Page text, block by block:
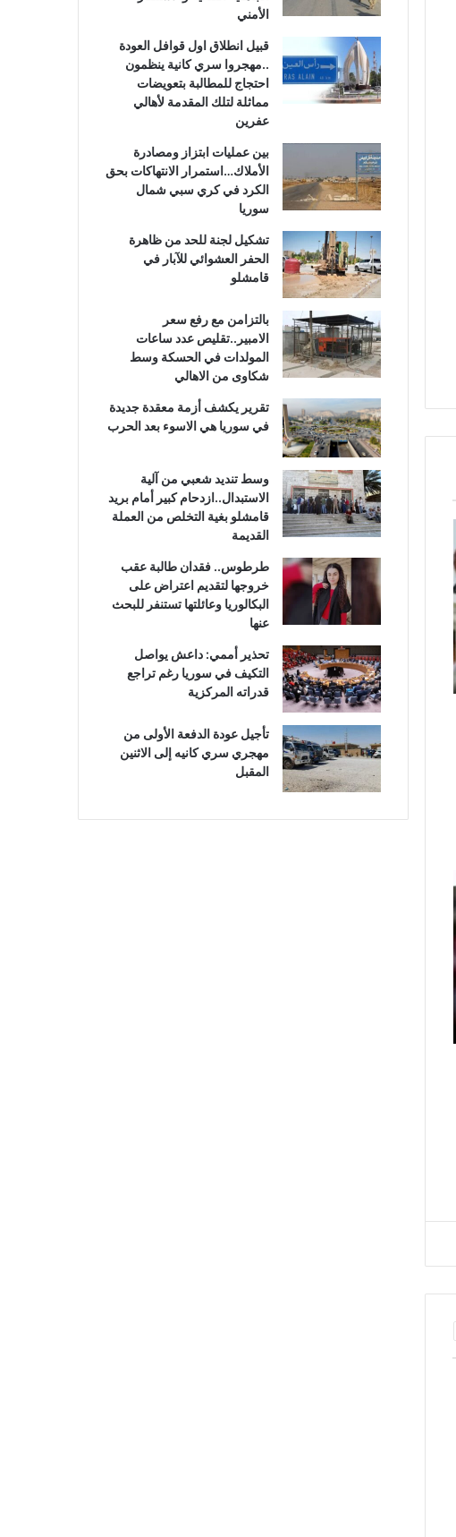
الأمني
قبيل انطلاق اول قوافل العودة
..مهجروا سري كانية ينظمون
احتجاج للمطالبة بتعويضات
مماثلة لتلك المقدمة لأهالي
عفرين
بين عمليات ابتزاز ومصادرة
الأملاك…استمرار الانتهاكات بحق
الكرد في كري سبي شمال
سوريا
تشكيل لجنة للحد من ظاهرة
الحفر العشوائي للآبار في
قامشلو
بالتزامن مع رفع سعر
الامبير..تقليص عدد ساعات
المولدات في الحسكة وسط
شكاوى من الاهالي
تقرير يكشف أزمة معقدة جديدة
في سوريا هي الاسوء بعد الحرب
وسط تنديد شعبي من آلية
الاستبدال..ازدحام كبير أمام بريد
قامشلو بغية التخلص من العملة
القديمة
طرطوس.. فقدان طالبة عقب
خروجها لتقديم اعتراض على
البكالوريا وعائلتها تستنفر للبحث
عنها
تحذير أممي: داعش يواصل
التكيف في سوريا رغم تراجع
قدراته المركزية
تأجيل عودة الدفعة الأولى من
مهجري سري كانيه إلى الاثنين
المقبل